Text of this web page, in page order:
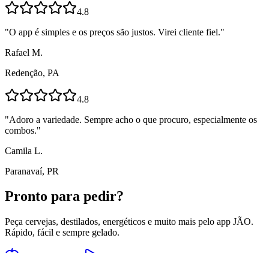
4.8
"O app é simples e os preços são justos. Virei cliente fiel."
Rafael M.
Redenção, PA
4.8
"Adoro a variedade. Sempre acho o que procuro, especialmente os
combos."
Camila L.
Paranavaí, PR
Pronto para pedir?
Peça cervejas, destilados, energéticos e muito mais pelo app JÃO.
Rápido, fácil e sempre gelado.